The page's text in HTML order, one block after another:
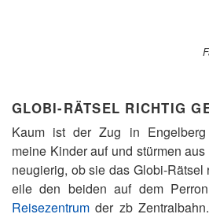
GLOBI-RÄTSEL RICHTIG
Kaum ist der Zug in Engelberg
meine Kinder auf und stürmen
neugierig, ob sie das Globi-Rätsel
eile den beiden auf dem
Reisezentrum der zb